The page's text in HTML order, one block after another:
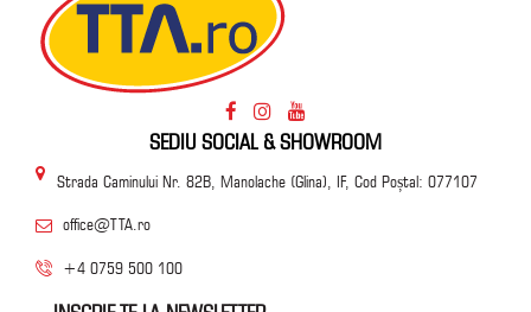
SEDIU SOCIAL & SHOWROOM
Strada Caminului Nr. 82B, Manolache (Glina), IF, Cod Poștal: 077107
office@TTA.ro
+4 0759 500 100